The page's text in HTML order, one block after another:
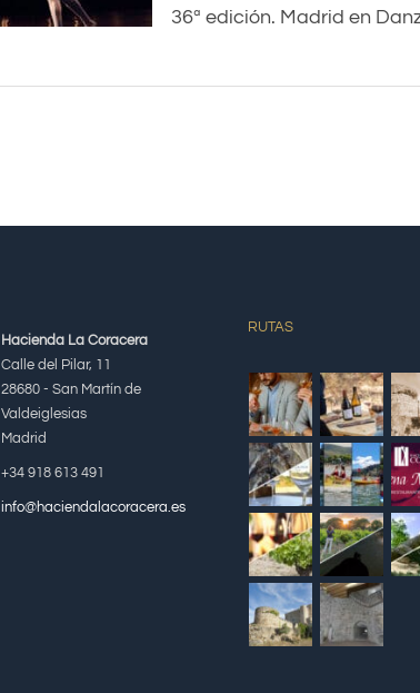
36ª edición. Madrid en
Hacienda La Coracera
Calle del Pilar, 11
28680 - San Martín de
Valdeiglesias
Madrid
+34 918 613 491
info@haciendalacoracera.es
RUTAS